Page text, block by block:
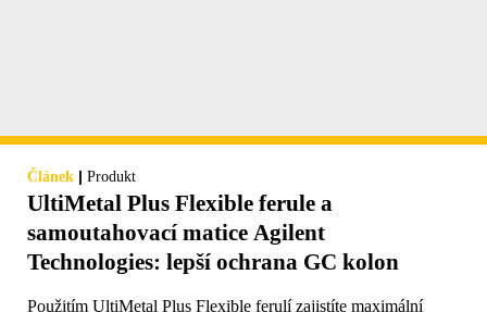
Článek | Produkt
UltiMetal Plus Flexible ferule a
samoutahovací matice Agilent
Technologies: lepší ochrana GC kolon
Použitím UltiMetal Plus Flexible ferulí zajistíte maximální